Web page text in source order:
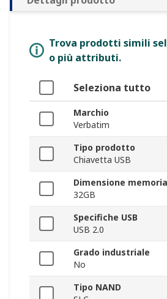
Trova prodotti simili
o più attributi.
Seleziona tutto
Marchio
Verbatim
Tipo prodotto
Chiavetta USB
Dimensione memoria
32GB
Specifiche USB
USB 2.0
Grado industriale
No
Tipo NAND